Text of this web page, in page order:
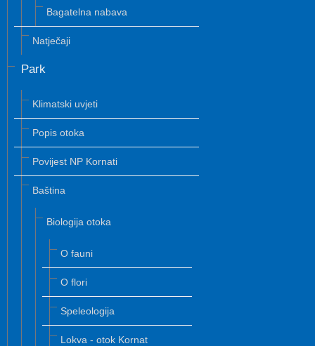
Bagatelna nabava
Natječaji
Park
Klimatski uvjeti
Popis otoka
Povijest NP Kornati
Baština
Biologija otoka
O fauni
O flori
Speleologija
Lokva - otok Kornat